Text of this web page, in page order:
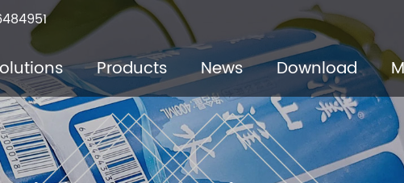
Products News Download